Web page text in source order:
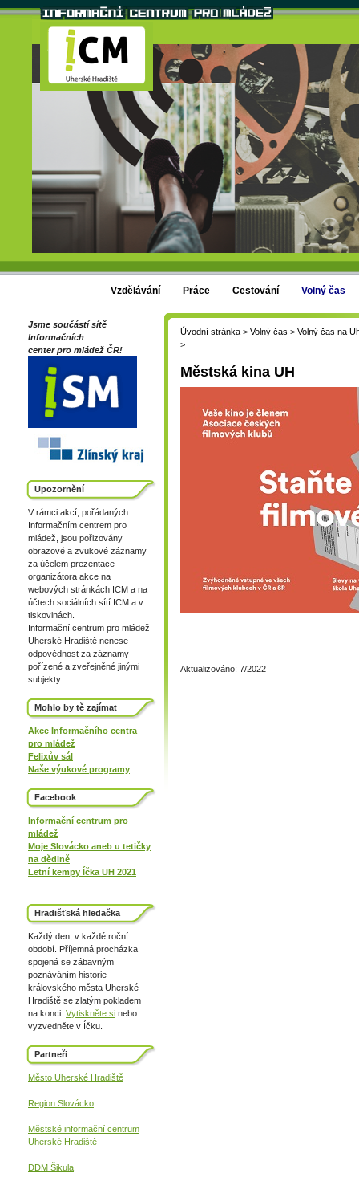
Vzdělávání Práce Cestování Volný čas
Jsme součástí sítě
Informačních
center pro mládež ČR!
Upozornění
V rámci akcí, pořádaných
Informačním centrem pro
mládež, jsou pořizovány
obrazové a zvukové záznamy
za účelem prezentace
organizátora akce na
webových stránkách ICM a na
účtech sociálních sítí ICM a v
tiskovinách.
Informační centrum pro mládež
Uherské Hradiště nenese
odpovědnost za záznamy
pořízené a zveřejněné jinými
subjekty.
Mohlo by tě zajímat
Akce Informačního centra
pro mládež
Felixův sál
Naše výukové programy
Facebook
Informační centrum pro
mládež
Moje Slovácko aneb u tetičky
na dědině
Letní kempy Íčka UH 2021
Hradišťská hledačka
Každý den, v každé roční
období. Příjemná procházka
spojená se zábavným
poznáváním historie
královského města Uherské
Hradiště se zlatým pokladem
na konci. Vytiskněte si nebo
vyzvedněte v Íčku.
Partneři
Město Uherské Hradiště
Region Slovácko
Městské informační centrum
Uherské Hradiště
DDM Šikula
Úvodní stránka > Volný čas > Volný čas na
>
Městská kina UH
Aktualizováno: 7/2022